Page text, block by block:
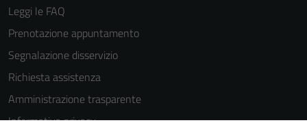
Leggi le FAQ
Prenotazione appuntamento
Segnalazione disservizio
Richiesta assistenza
Amministrazione trasparente
Informativa privacy